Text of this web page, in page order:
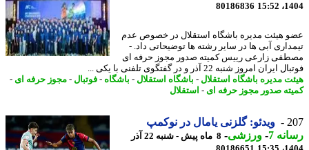
80186836
هیئت مدیره باشگاه استقلال در خصوص عدم
آبی ها در سایر رشته ها توضیحاتی داد. -
زارعی رییس کمیته صدور مجوز حرفه ای
امروز شنبه 22 آذر و در گفتگوی تلفنی با یکی ...
مدیره باشگاه استقلال-باشگاه استقلال-باشگاه-فوتبال-مجوز حرفه ای-
صدور مجوز حرفه ای- استقلال
ویدئو: گلزنی یامال در نوکمپ
7
-ورزشی-
8 ماه پیش - شنبه 22 آذر